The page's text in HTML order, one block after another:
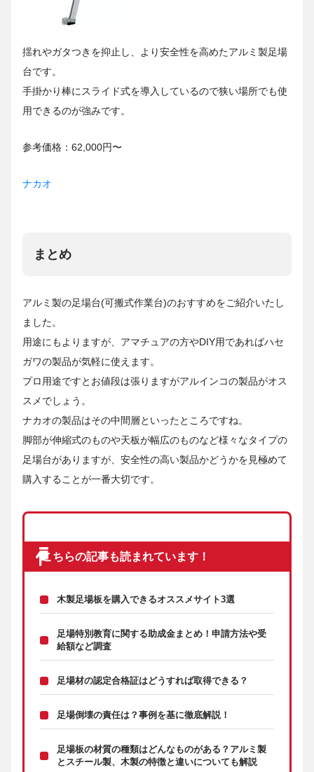
揺れやガタつきを抑止し、より安全性を高めたアルミ製足場
台です。
手掛かり棒にスライド式を導入しているので狭い場所でも使
用できるのが強みです。
参考価格：62,000円〜
ナカオ
まとめ
アルミ製の足場台(可搬式作業台)のおすすめをご紹介いたし
ました。
用途にもよりますが、アマチュアの方やDIY用であればハセ
ガワの製品が気軽に使えます。
プロ用途ですとお値段は張りますがアルインコの製品がオス
スメでしょう。
ナカオの製品はその中間層といったところですね。
脚部が伸縮式のものや天板が幅広のものなど様々なタイプの
足場台がありますが、安全性の高い製品かどうかを見極めて
購入することが一番大切です。
こちらの記事も読まれています！
木製足場板を購入できるオススメサイト3選
足場特別教育に関する助成金まとめ！申請方法や受
給額など調査
足場材の認定合格証はどうすれば取得できる？
足場倒壊の責任は？事例を基に徹底解説！
足場板の材質の種類はどんなものがある？アルミ製
とスチール製、木製の特徴と違いについても解説